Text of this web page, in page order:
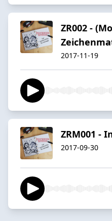
ZR002 -
2017-11-19
ZRM001 -
2017-09-30